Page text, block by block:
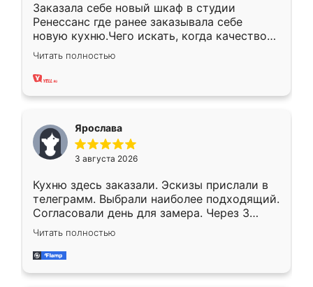
Заказала себе новый шкаф в студии
Ренессанс где ранее заказывала себе
новую кухню.Чего искать, когда качеством
вполне довольна. Служит кухня уже почти
два года, нареканий нет.
Читать полностью
Ярослава
3 августа 2026
Кухню здесь заказали. Эскизы прислали в
телеграмм. Выбрали наиболее подходящий.
Согласовали день для замера. Через 3
недели кухня была уже готова. Остались
довольны работой. Спасибо Ренессанс
мебель за качественную работу!
Читать полностью